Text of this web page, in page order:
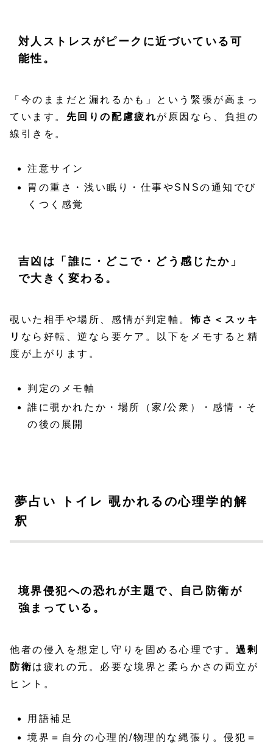
対人ストレスがピークに近づいている可
能性。
「今のままだと漏れるかも」という緊張が高まっ
ています。 先回りの配慮疲れが原因なら、負担の
線引きを。
注意サイン
胃の重さ・浅い眠り・仕事やSNSの通知でび
くつく感覚
吉凶は「誰に・どこで・どう感じたか」
で大きく変わる。
覗いた相手や場所、感情が判定軸。怖さ＜スッキ
リ なら好転、逆なら要ケア。以下をメモすると精
度が上がります。
判定のメモ軸
誰に覗かれたか・場所（家/公衆）・感情・そ
の後の展開
夢占い トイレ 覗かれるの心理学的解
釈
境界侵犯への恐れが主題で、自己防衛が
強まっている。
他者の侵入を想定し守りを固める心理です。過剰
防衛は疲れの元。必要な境界と柔らかさの両立が
ヒント。
用語補足
境界＝自分の心理的/物理的な縄張り。侵犯＝